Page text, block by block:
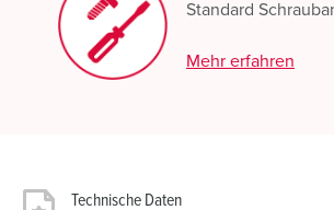
Standard
Mehr erfahren
Technische Daten